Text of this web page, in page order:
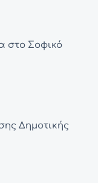
στο Σοφικό
Δημοτικής